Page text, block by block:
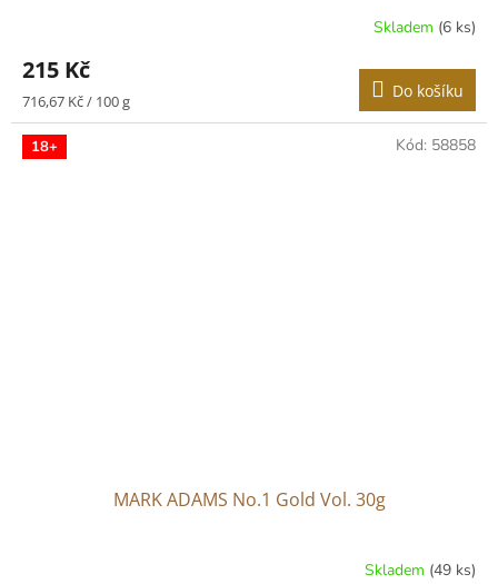
Skladem (6 ks)
215 Kč
Měrná
cena:
716,67 Kč / 100 g Do košíku
18+
MARK ADAMS No.1 Gold Vol. 30g
Skladem (49 ks)
Kód: 58858